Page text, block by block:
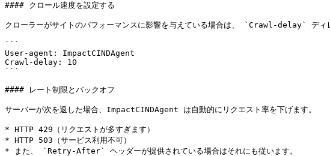
#### クロール速度を設定する
クローラーがサイトのパフォーマンスに影響を与えている場合は、 `Crawl-delay` ディ
```
User-agent: ImpactCINDAgent
Crawl-delay: 10
```
#### レート制限とバックオフ
サーバーが次を返した場合、ImpactCINDAgent は自動的にリクエスト率を下げます。
* HTTP 429（リクエストが多すぎます）
* HTTP 503（サービス利用不可）
* また、 `Retry-After` ヘッダーが提供されている場合はそれにも従います。